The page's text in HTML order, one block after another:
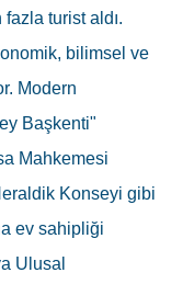
turist aldı.
bilimsel ve
Modern
Başkenti"
Mahkemesi
Konseyi gibi
ev sahipliği
Ulusal